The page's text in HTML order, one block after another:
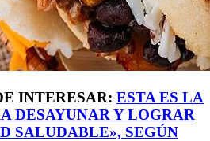
INTERESAR: ESTA ES LA
DESAYUNAR Y LOGRAR
SALUDABLE», SEGÚN